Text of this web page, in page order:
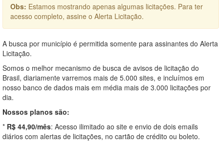
Obs: Estamos mostrando apenas algumas licitações. Para ter
acesso completo, assine o Alerta Licitação.
A busca por município é permitida somente para assinantes do Alerta
Licitação.
Somos o melhor mecanismo de busca de avisos de licitação do
Brasil, diariamente varremos mais de 5.000 sites, e incluímos em
nosso banco de dados mais em média mais de 3.000 licitações por
dia.
Nossos planos são:
* R$ 44,90/mês: Acesso ilimitado ao site e envio de dois emails
diários com alertas de licitações, no cartão de crédito ou boleto.